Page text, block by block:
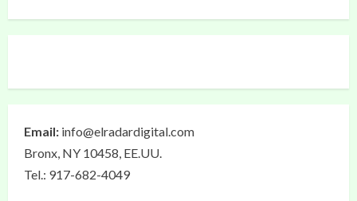
Email: info@elradardigital.com
Bronx, NY 10458, EE.UU.
Tel.: 917-682-4049